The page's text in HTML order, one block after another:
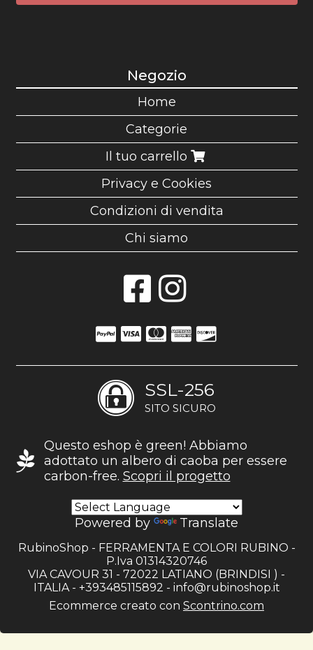
Negozio
Home
Categorie
Il tuo carrello
Privacy e Cookies
Condizioni di vendita
Chi siamo
SSL-256
SITO SICURO
Questo eshop è green! Abbiamo
adottato un albero di caoba per essere
carbon-free. Scopri il progetto
Powered by Translate
RubinoShop - FERRAMENTA E COLORI RUBINO -
P.Iva 01314320746
VIA CAVOUR 31 - 72022 LATIANO (BRINDISI ) -
ITALIA - +393485115892 - info@rubinoshop.it
Ecommerce creato con Scontrino.com